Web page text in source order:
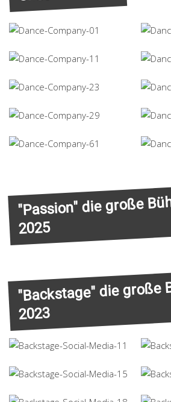
"Passion" die große
2025
"Backstage" die große
2023